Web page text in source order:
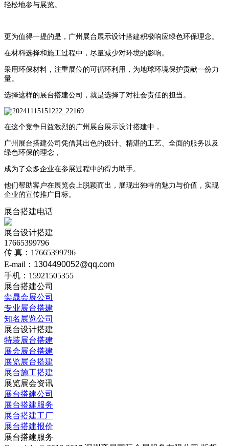
轻松地参与展览。
更为值得一提的是，广州展台展示设计搭建积极响应绿色环保理念。
在材料选择和施工过程中，尽量减少对环境的影响。
采用环保材料，注重展位的可循环利用，为地球环境保护贡献一份力
量。
选择这样的展台搭建公司，就是选择了对社会责任的担当。
在这个竞争日益激烈的广州展台展示设计搭建中，
广州展台搭建公司凭借其出色的设计、精湛的工艺、全面的服务以及
绿色环保的理念，
成为了众多企业在参展过程中的得力助手。
他们帮助客户在展览会上脱颖而出，展现出独特的魅力与价值，实现
企业的宣传推广目标。
展台搭建电话
展台设计搭建
17665399796
传 真：17665399796
E-mail： 1304490052@qq.com
手机：15921505355
展台搭建公司
奕晟会展公司
专业展台搭建
知名展览公司
展台设计搭建
特装展台搭建
展会展台搭建
展览展台搭建
展台施工搭建
展览展会资讯
展台搭建公司
展台搭建服务
展台搭建工厂
展台搭建报价
展台搭建服务